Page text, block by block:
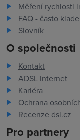
Měření rychlosti
FAQ - často
Slovník
O společnosti
Kontakt
ADSL Internet
Kariéra
Ochrana
Recenze dsl.cz
Pro partnery